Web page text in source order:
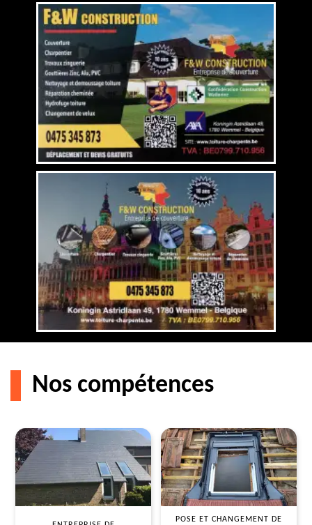
Nos compétences
POSE ET CHANGEMENT DE